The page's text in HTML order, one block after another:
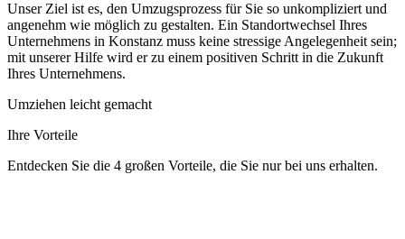
Unser Ziel ist es, den Umzugsprozess für Sie so unkompliziert und
angenehm wie möglich zu gestalten. Ein Standortwechsel Ihres
Unternehmens in Konstanz muss keine stressige Angelegenheit sein;
mit unserer Hilfe wird er zu einem positiven Schritt in die Zukunft
Ihres Unternehmens.
Umziehen leicht gemacht
Ihre Vorteile
Entdecken Sie die 4 großen Vorteile, die Sie nur bei uns erhalten.